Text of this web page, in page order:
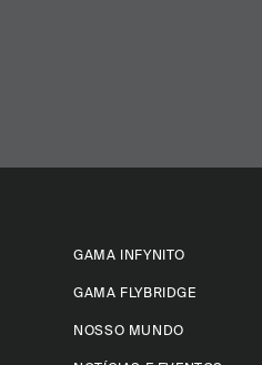
GAMA INFYNITO
GAMA FLYBRIDGE
NOSSO MUNDO